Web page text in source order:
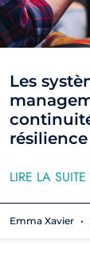
Les
LIRE LA
Emma Xavier